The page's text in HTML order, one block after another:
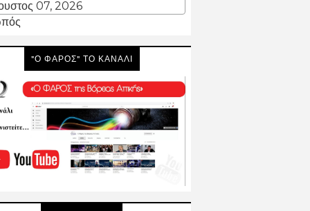
07, 2026
"Ο ΦΑΡΟΣ" ΤΟ ΚΑΝΑΛΙ